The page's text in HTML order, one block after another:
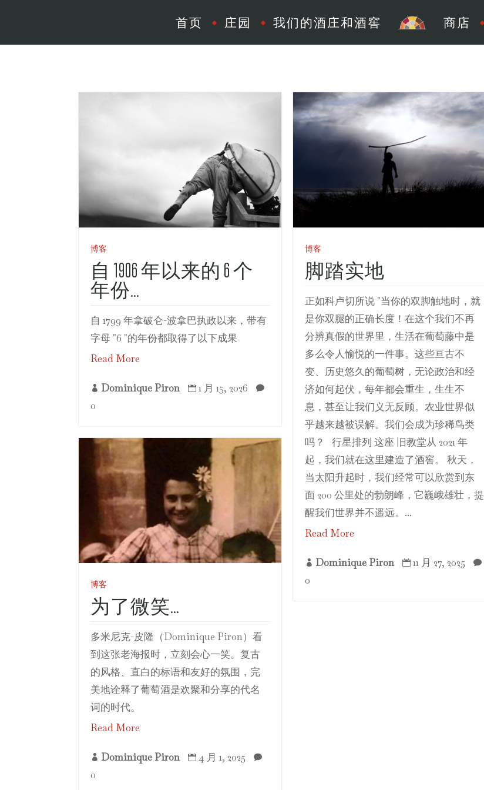
首页 庄园 我们的酒庄和酒窖 商店
博客
自 1906 年以来的 6 个
年份…
自 1799 年拿破仑-波拿巴执政以来，带有
字母 "6 "的年份都取得了以下成果
Read More
 Dominique Piron  1 月 15, 2026 
0
博客
脚踏实地
正如科卢切所说 "当你的双脚触地时，就
是你双腿的正确长度！在这个我们不再
分辨真假的世界里，生活在葡萄藤中是
多么令人愉悦的一件事。这些亘古不
变、历史悠久的葡萄树，无论政治和经
济如何起伏，每年都会重生，生生不
息，甚至让我们义无反顾。农业世界似
乎越来越被误解。我们会成为珍稀鸟类
吗？ 行星排列 这座 旧教堂从 2021 年
起，我们就在这里建造了酒窖。 秋天，
当太阳升起时，我们经常可以欣赏到东
面 200 公里处的勃朗峰，它巍峨雄壮，提
醒我们世界并不遥远。...
Read More
 Dominique Piron  11 月 27, 2025 
0
博客
为了微笑…
多米尼克-皮隆（Dominique Piron）看
到这张老海报时，立刻会心一笑。复古
的风格、直白的标语和友好的氛围，完
美地诠释了葡萄酒是欢聚和分享的代名
词的时代。
Read More
 Dominique Piron  4 月 1, 2025 
0